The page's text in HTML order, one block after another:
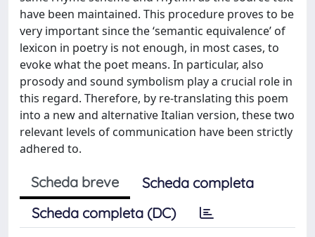
have been maintained. This procedure proves to be
very important since the ‘semantic equivalence’ of
lexicon in poetry is not enough, in most cases, to
evoke what the poet means. In particular, also
prosody and sound symbolism play a crucial role in
this regard. Therefore, by re-translating this poem
into a new and alternative Italian version, these two
relevant levels of communication have been strictly
adhered to.
Scheda breve
Scheda completa
Scheda completa (DC)